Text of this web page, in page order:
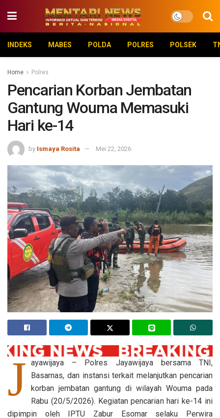
INDEKS MABES POLDA POLRES POLSEK
Home Polres
Pencarian Korban Jembatan
Gantung Wouma Memasuki
Hari ke-14
by Ismaya Rosita Mei 22, 2026
J ayawijaya – Polres Jayawijaya bersama TNI,
Basarnas, dan instansi terkait melanjutkan pencarian
korban jembatan gantung di wilayah Wouma pada
Rabu (20/5/2026). Kegiatan pencarian hari ke-14 ini
dipimpin oleh IPTU Zabur Esomar selaku Perwira